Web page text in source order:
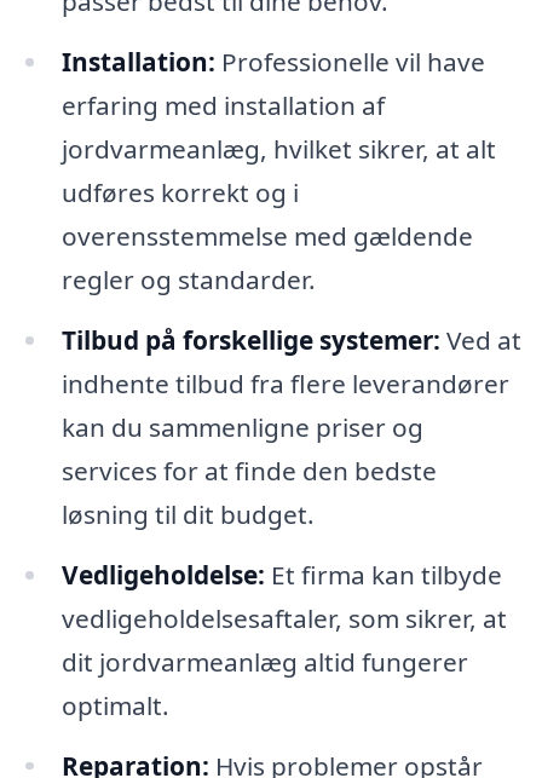
Installation: Professionelle vil have
erfaring med installation af
jordvarmeanlæg, hvilket sikrer, at alt
udføres korrekt og i
overensstemmelse med gældende
regler og standarder.
Tilbud på forskellige systemer: Ved at
indhente tilbud fra flere leverandører
kan du sammenligne priser og
services for at finde den bedste
løsning til dit budget.
Vedligeholdelse: Et firma kan tilbyde
vedligeholdelsesaftaler, som sikrer, at
dit jordvarmeanlæg altid fungerer
optimalt.
Reparation: Hvis problemer opstår